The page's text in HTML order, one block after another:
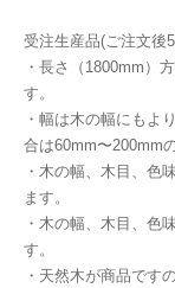
受注生産品(ご注文後
・長さ（1800mm）
す。
・幅は木の幅にもよ
合は60mm〜200mm
・木の幅、木目、色
ます。
・木の幅、木目、色
す。
・天然木が商品です